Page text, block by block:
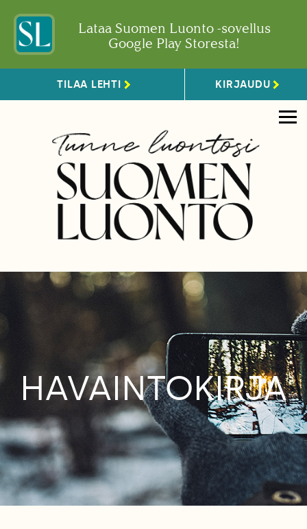
Lataa Suomen Luonto -sovellus
Google Play Storesta!
TILAA LEHTI KIRJAUDU
HAVAINTOKIRJA